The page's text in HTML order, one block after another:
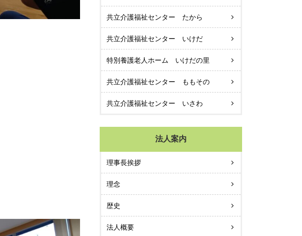
共立介護福祉センター たから
共立介護福祉センター いけだ
特別養護老人ホーム いけだの里
共立介護福祉センター ももその
共立介護福祉センター いさわ
法人案内
理事長挨拶
理念
歴史
法人概要